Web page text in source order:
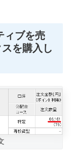
ィブを売
を購入し